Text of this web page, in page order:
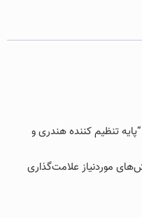
تنظیم کننده هندری و
موردنیاز علامت‌گذاری